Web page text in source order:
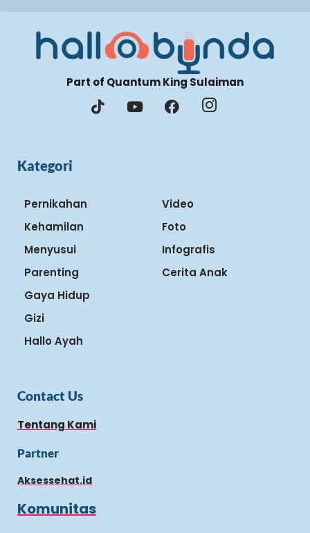
Part of Quantum King Sulaiman
Kategori
Pernikahan
Kehamilan
Menyusui
Parenting
Gaya Hidup
Gizi
Hallo Ayah
Video
Foto
Infografis
Cerita Anak
Contact Us
Tentang Kami
Partner
Aksessehat.id
Komunitas